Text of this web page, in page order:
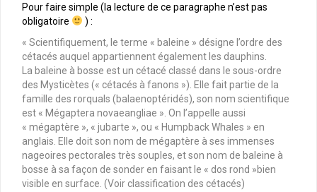
Pour faire simple (la lecture de ce paragraphe n’est pas
obligatoire
) :
« Scientifiquement, le terme « baleine » désigne l’ordre des
cétacés auquel appartiennent également les dauphins.
La baleine à bosse est un cétacé classé dans le sous-ordre
des Mysticètes (« cétacés à fanons »). Elle fait partie de la
famille des rorquals (balaenoptéridés), son nom scientifique
est « Mégaptera novaeangliae ». On l’appelle aussi
« mégaptère », « jubarte », ou « Humpback Whales » en
anglais. Elle doit son nom de mégaptère à ses immenses
nageoires pectorales très souples, et son nom de baleine à
bosse à sa façon de sonder en faisant le « dos rond »bien
visible en surface. (Voir classification des cétacés)